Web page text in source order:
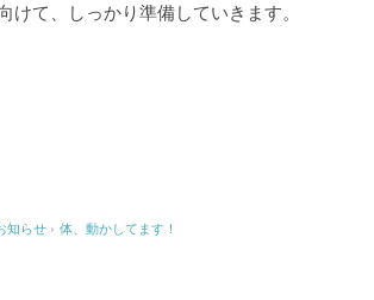
けて、しっかり準備していきます。
知らせ › 体、動かしてます！